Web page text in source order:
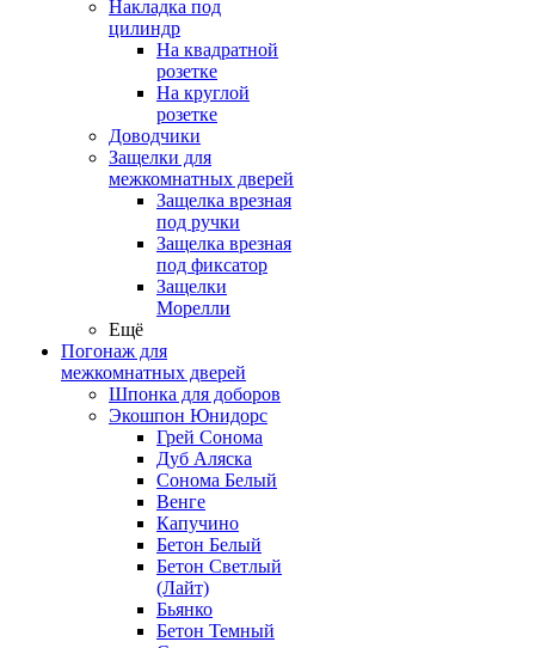
Накладка под
цилиндр
На квадратной
розетке
На круглой
розетке
Доводчики
Защелки для
межкомнатных дверей
Защелка врезная
под ручки
Защелка врезная
под фиксатор
Защелки
Морелли
Ещё
Погонаж для
межкомнатных дверей
Шпонка для доборов
Экошпон Юнидорс
Грей Сонома
Дуб Аляска
Сонома Белый
Венге
Капучино
Бетон Белый
Бетон Светлый
(Лайт)
Бьянко
Бетон Темный